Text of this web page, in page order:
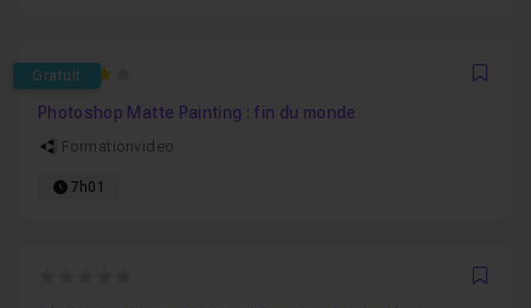
Gratuit
4
Photoshop Matte Painting : fin du monde
Formationvideo
7h01